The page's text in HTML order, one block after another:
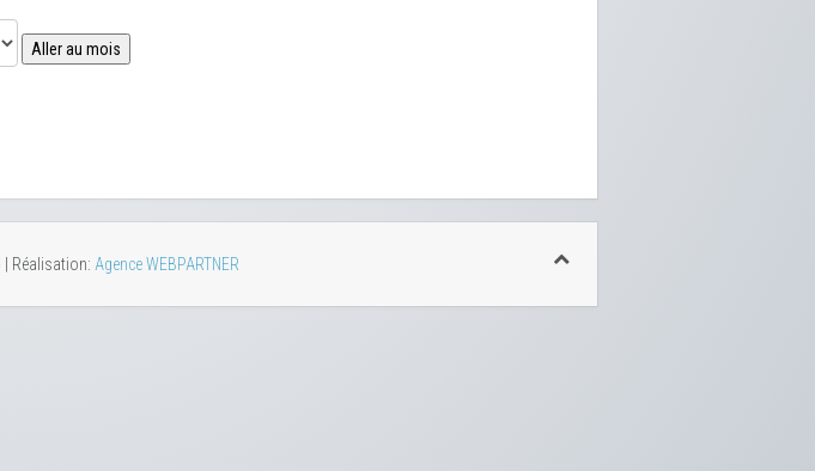
Aller au mois
Réalisation: Agence WEBPARTNER